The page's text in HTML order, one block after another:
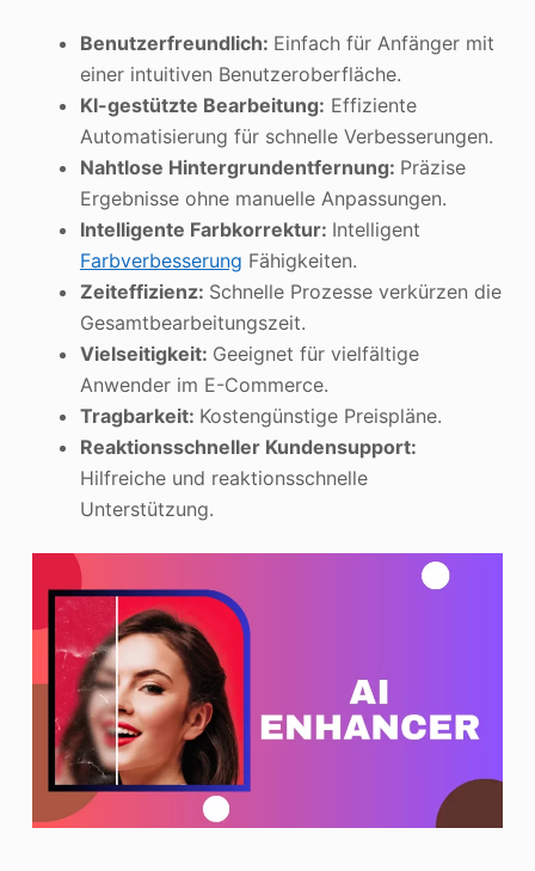
Benutzerfreundlich: Einfach für Anfänger mit
einer intuitiven Benutzeroberfläche.
KI-gestützte Bearbeitung: Effiziente
Automatisierung für schnelle Verbesserungen.
Nahtlose Hintergrundentfernung: Präzise
Ergebnisse ohne manuelle Anpassungen.
Intelligente Farbkorrektur: Intelligent
Farbverbesserung Fähigkeiten.
Zeiteffizienz: Schnelle Prozesse verkürzen die
Gesamtbearbeitungszeit.
Vielseitigkeit: Geeignet für vielfältige
Anwender im E-Commerce.
Tragbarkeit: Kostengünstige Preispläne.
Reaktionsschneller Kundensupport:
Hilfreiche und reaktionsschnelle
Unterstützung.